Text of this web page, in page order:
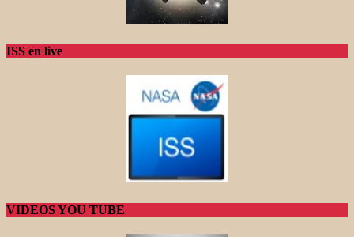
ISS en live
VIDEOS YOU TUBE